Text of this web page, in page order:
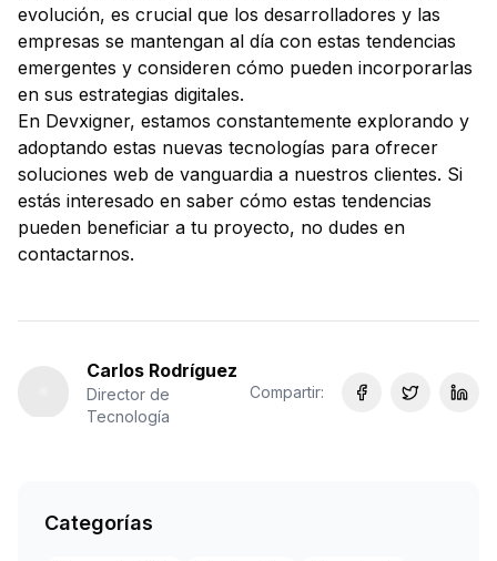
evolución, es crucial que los desarrolladores y las
empresas se mantengan al día con estas tendencias
emergentes y consideren cómo pueden incorporarlas
en sus estrategias digitales.
En Devxigner, estamos constantemente explorando y
adoptando estas nuevas tecnologías para ofrecer
soluciones web de vanguardia a nuestros clientes. Si
estás interesado en saber cómo estas tendencias
pueden beneficiar a tu proyecto, no dudes en
contactarnos.
Carlos Rodríguez
Director de
Tecnología
Compartir: Compartir en
Compartir
Categorías